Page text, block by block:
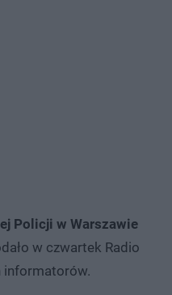
Policji w Warszawie
w czwartek Radio
informatorów.